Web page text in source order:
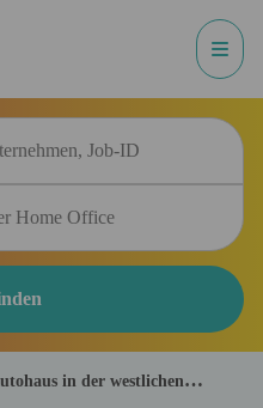
in der westlichen